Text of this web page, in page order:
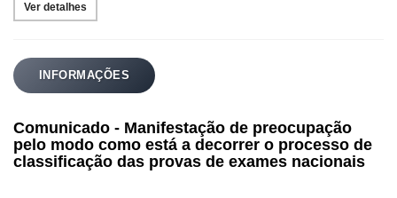
Ver detalhes
INFORMAÇÕES
Comunicado - Manifestação de preocupação
pelo modo como está a decorrer o processo de
classificação das provas de exames nacionais